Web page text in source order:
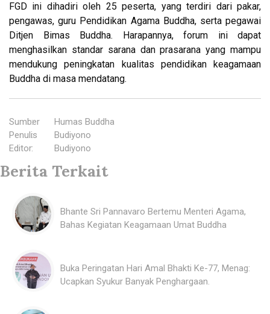
FGD ini dihadiri oleh 25 peserta, yang terdiri dari pakar,
pengawas, guru Pendidikan Agama Buddha, serta pegawai
Ditjen Bimas Buddha. Harapannya, forum ini dapat
menghasilkan standar sarana dan prasarana yang mampu
mendukung peningkatan kualitas pendidikan keagamaan
Buddha di masa mendatang.
Sumber
:
Humas Buddha
Penulis
:
Budiyono
Editor: Budiyono
Berita Terkait
Bhante Sri Pannavaro Bertemu Menteri Agama,
Bahas Kegiatan Keagamaan Umat Buddha
Buka Peringatan Hari Amal Bhakti Ke-77, Menag:
Ucapkan Syukur Banyak Penghargaan.